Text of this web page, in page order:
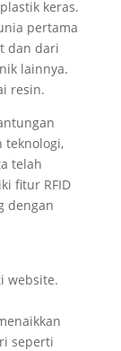
keras.
pertama
dan dari
lainnya.
resin.
teknologi,
telah
fitur RFID
dengan
website.
seperti